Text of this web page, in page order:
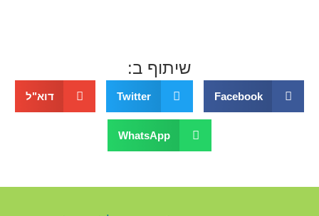
שיתוף ב:
Facebook
Twitter דוא"ל
WhatsApp